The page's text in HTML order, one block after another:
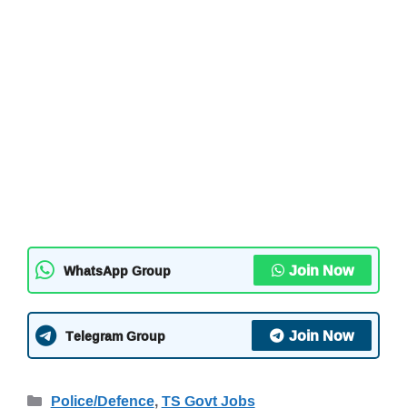
WhatsApp Group Join Now
Telegram Group Join Now
Categories
Police/Defence,TS Govt Jobs